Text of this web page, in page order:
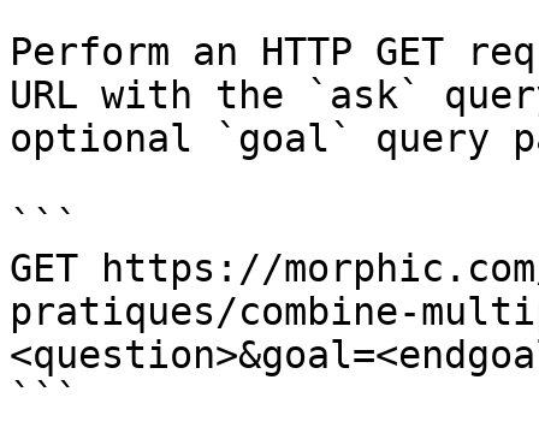
Perform an HTTP GET
URL with the `ask`
optional `goal` query
```
GET https://
pratiques/combine-
```